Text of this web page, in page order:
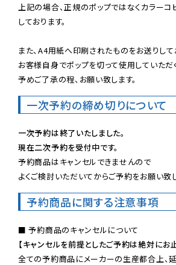
上記の場合、正規のポップではなくカラーコ
しております。
また、A4用紙へ印刷されたものをお送りして
お客様自身でポップを切って使用していただ
予めご了承の程、お願い致します。
一次予約の締め切りについて
一次予約は終了いたしました。
現在二次予約を受付中です。
予約商品はキャンセルできませんので
よくご検討いただいてからご予約をお願い致し
予約商品に関する注意事項
【キャンセルを前提としたご予約は絶対にお
全ての予約商品にメーカーの生産都合上、延